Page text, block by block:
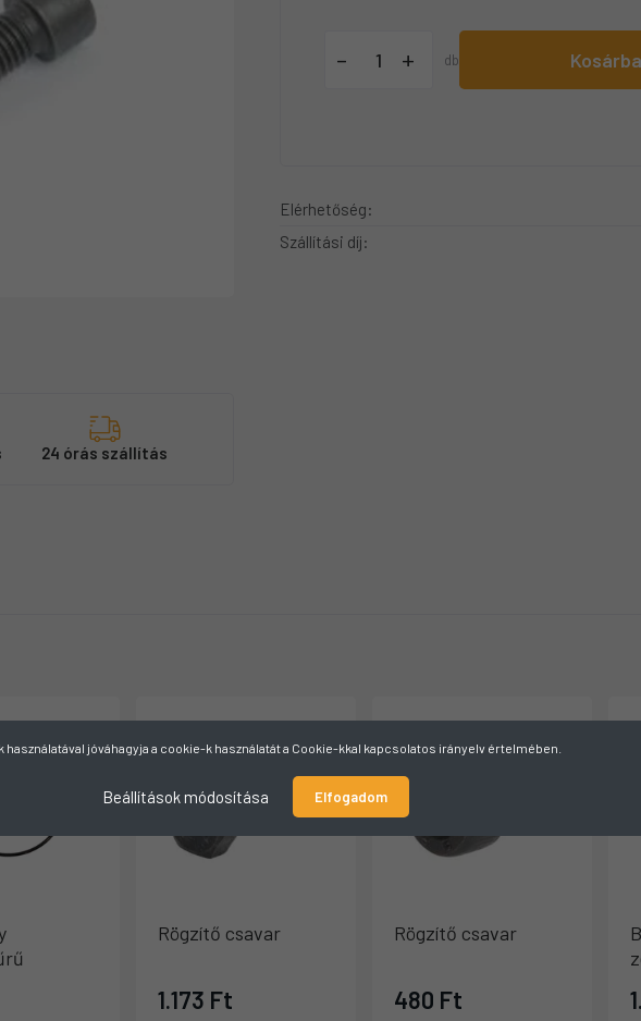
24 órás szállítás
- + db
Elérhetőség:
Szállítási díj:
Rögzítő csavar
1.173 Ft
Rögzítő csavar
480 Ft
használatával jóváhagyja a cookie-k használatát a Cookie-kkal kapcsolatos irányelv értelmében.
Beállítások módosítása Elfogadom